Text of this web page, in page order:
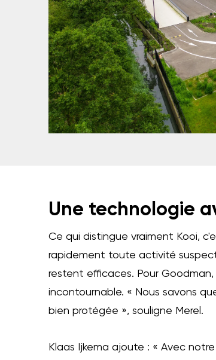
Une technologie
Ce qui distingue vraiment Kooi,
rapidement toute activité
restent efficaces. Pour
incontournable. « Nous savons
bien protégée », souligne Merel.
Klaas Ijkema ajoute : « Avec